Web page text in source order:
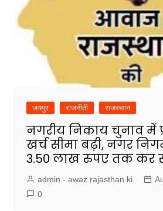
जयपुर राजनीती राजस्थान
नगरीय निकाय चुनाव में
खर्च सीमा बढ़ी, नगर
3.50 लाख रुपए तक कर
admin - awaz rajasthan ki
0